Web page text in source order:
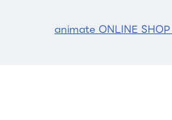
animate ONLINE